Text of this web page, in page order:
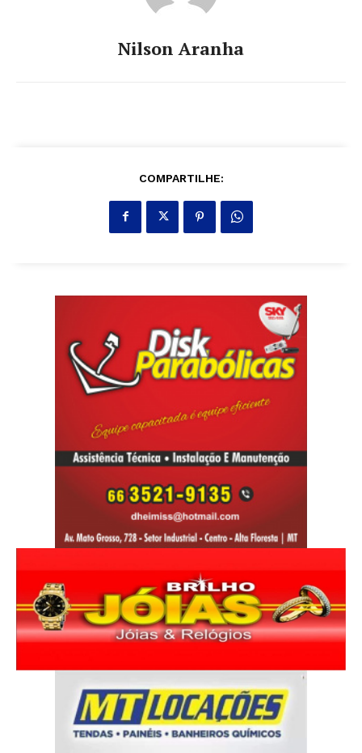
Nilson Aranha
COMPARTILHE: